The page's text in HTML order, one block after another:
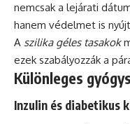
nemcsak a lejárati
hanem védelmet is
A szilika géles tasakok
ezek szabályozzák a
Különleges
Inzulin és diabetikus